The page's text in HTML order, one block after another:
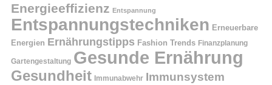
Energieeffizienz Entspannung
Entspannungstechniken Erneuerbare
Energien Ernährungstipps Fashion Trends Finanzplanung
Gartengestaltung Gesunde Ernährung
Gesundheit Immunabwehr Immunsystem